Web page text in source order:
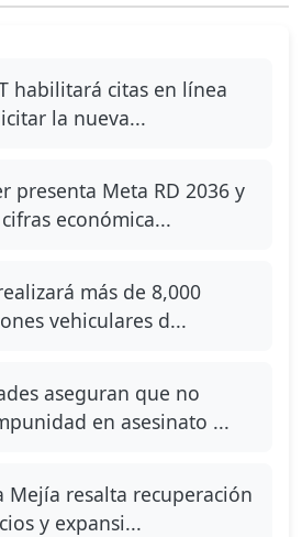
habilitará citas en línea
la nueva...
presenta Meta RD 2036 y
económica...
más de 8,000
vehiculares d...
aseguran que no
en asesinato ...
Mejía resalta recuperación
y expansi...